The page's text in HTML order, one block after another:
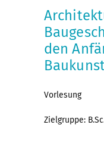
den
Vorlesung
Zielgruppe: